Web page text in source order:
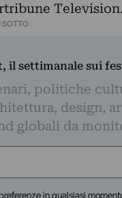
Television.
SOTTO
il settimanale sui
politiche
design,
globali da
in qualsiasi